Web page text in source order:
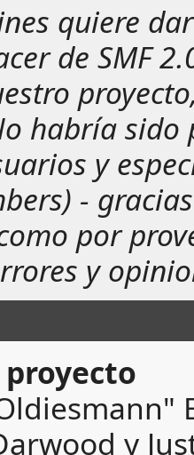
quiere
de SMF
habría sido
y
-
por
y
y